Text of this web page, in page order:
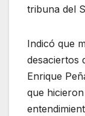
tribuna del
Indicó que
desaciertos
Enrique
que